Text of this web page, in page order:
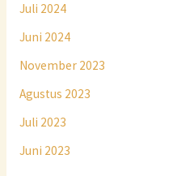
Juli 2024
Juni 2024
November 2023
Agustus 2023
Juli 2023
Juni 2023